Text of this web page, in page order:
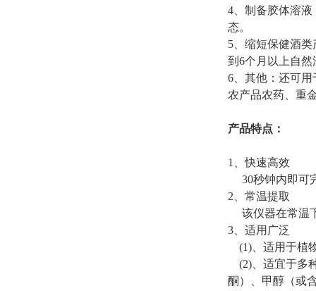
4、制备胶体溶
态。
5、缩短保健酒
到6个月以上自
6、其他：还可
农产品农药、重
产品特点：
1、快速高效
30秒钟内即可
2、常温提取
该仪器在常温
3、适用广泛
(1)、适用于植
(2)、适宜于多
酮）、甲醇（或